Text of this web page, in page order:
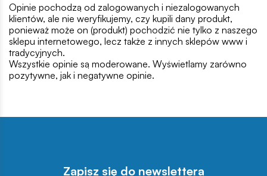
Opinie pochodzą od zalogowanych i niezalogowanych
klientów, ale nie weryfikujemy, czy kupili dany produkt,
ponieważ może on (produkt) pochodzić nie tylko z naszego
sklepu internetowego, lecz także z innych sklepów www i
tradycyjnych.
Wszystkie opinie są moderowane. Wyświetlamy zarówno
pozytywne, jak i negatywne opinie.
Zapisz się do newslettera